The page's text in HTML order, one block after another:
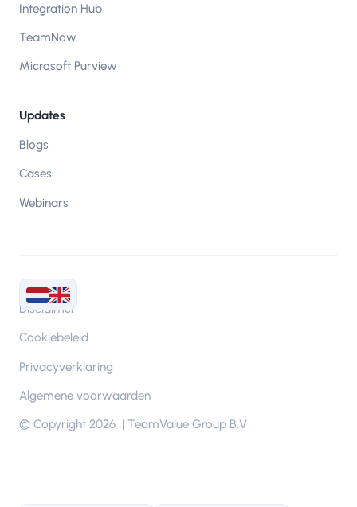
Integration Hub
TeamNow
Microsoft Purview
Updates
Blogs
Cases
Webinars
© Copyright 2026 | TeamValue Group B.V
Disclaimer
Cookiebeleid
Privacyverklaring
Algemene voorwaarden